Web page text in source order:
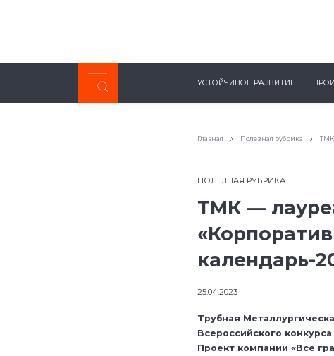
Неделя с ТМК. Выпуск №27 (225)
УСТОЙЧИВОЕ РАЗВИТИЕ
Главная Полезная рубрика ТМК
ПОЛЕЗНАЯ РУБРИКА
ТМК —
календарь-
25.04.2023
Трубная
Всероссийского
Проект компании «Все